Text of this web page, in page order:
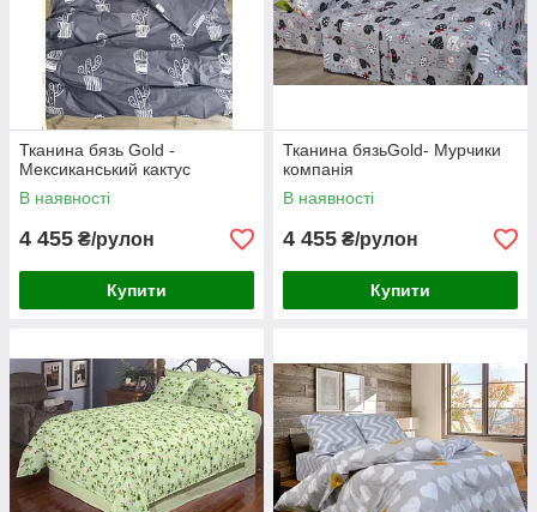
Тканина бязь Gold -
Мексиканський кактус
В наявності
4 455 ₴/рулон
Купити
Тканина бязьGold- Мурчики
компанія
В наявності
4 455 ₴/рулон
Купити